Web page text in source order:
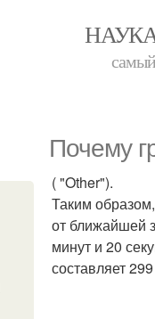
Почему
( "Other").
Таким
от ближайшей
минут и 20
составляет